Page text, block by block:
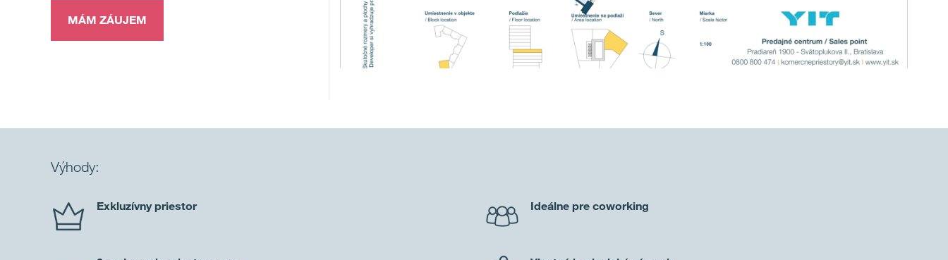
MÁM ZÁUJEM
Výhody:
Exkluzívny priestor Ideálne pre coworking